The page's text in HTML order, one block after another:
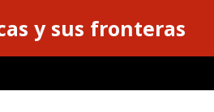
y sus fronteras